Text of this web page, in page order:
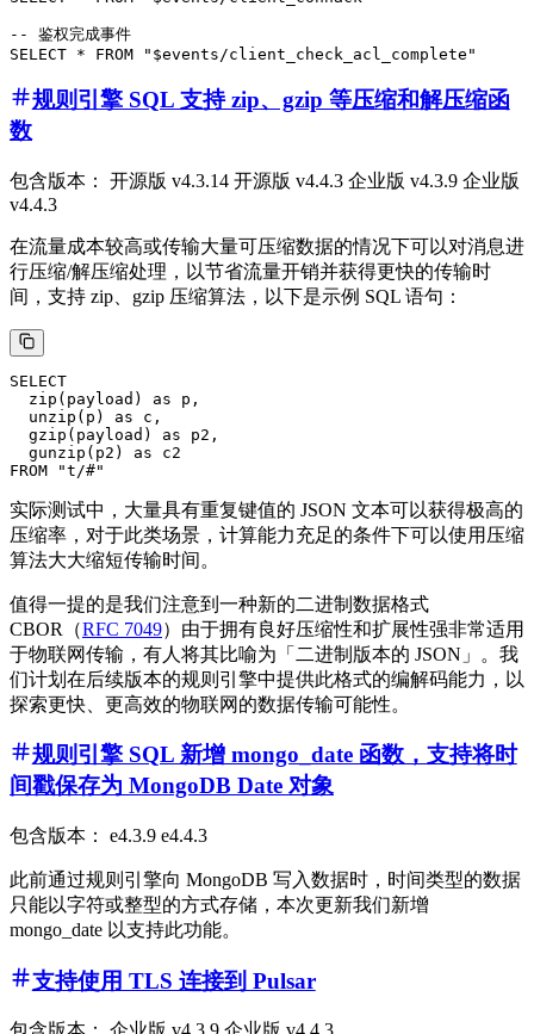
-- 鉴权完成事件
规则引擎 SQL 支持 zip、gzip 等压缩和解压缩函
数
包含版本： 开源版 v4.3.14 开源版 v4.4.3 企业版 v4.3.9 企业版
v4.4.3
在流量成本较高或传输大量可压缩数据的情况下可以对消息进
行压缩/解压缩处理，以节省流量开销并获得更快的传输时
间，支持 zip、gzip 压缩算法，以下是示例 SQL 语句：
SELECT
  zip(payload) as p,
  unzip(p) as c,
  gzip(payload) as p2,
  gunzip(p2) as c2
实际测试中，大量具有重复键值的 JSON 文本可以获得极高的
压缩率，对于此类场景，计算能力充足的条件下可以使用压缩
算法大大缩短传输时间。
值得一提的是我们注意到一种新的二进制数据格式
CBOR（RFC 7049）由于拥有良好压缩性和扩展性强非常适用
于物联网传输，有人将其比喻为「二进制版本的 JSON」。我
们计划在后续版本的规则引擎中提供此格式的编解码能力，以
探索更快、更高效的物联网的数据传输可能性。
规则引擎 SQL 新增 mongo_date 函数，支持将时
间戳保存为 MongoDB Date 对象
包含版本： e4.3.9 e4.4.3
此前通过规则引擎向 MongoDB 写入数据时，时间类型的数据
只能以字符或整型的方式存储，本次更新我们新增
mongo_date 以支持此功能。
支持使用 TLS 连接到 Pulsar